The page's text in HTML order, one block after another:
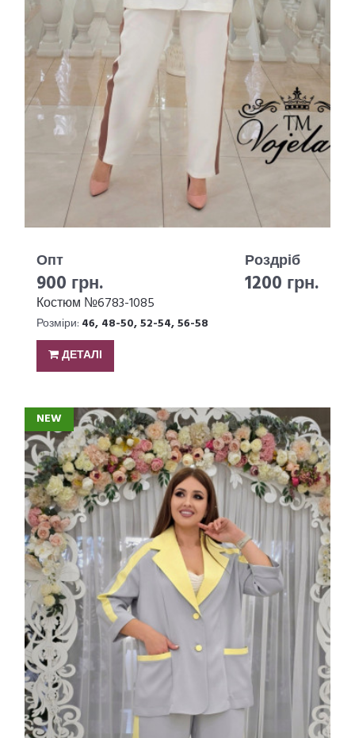
Опт
900 грн.
Роздріб
1200 грн.
Костюм №6783-1085
Розміри: 46, 48-50, 52-54, 56-58
ДЕТАЛІ
NEW